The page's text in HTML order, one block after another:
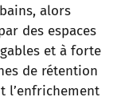
alors
des espaces
et à forte
de rétention
l’enfrichement